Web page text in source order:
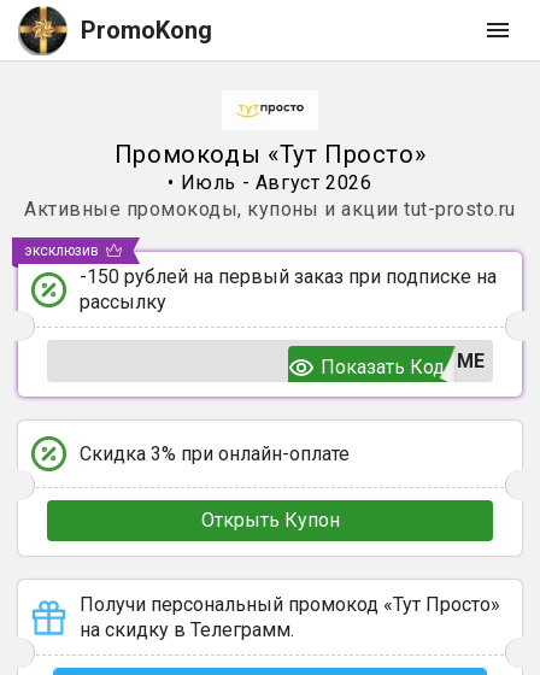
PromoKong
Промокоды «Тут Просто»
• Июль - Август 2026
Активные промокоды, купоны и акции tut-prosto.ru
-150 рублей на первый заказ при подписке на
рассылку
ЬМЕ
Показать Код
эксклюзив
Скидка 3% при онлайн-оплате
Открыть Купон
Получи персональный промокод «Тут Просто»
на скидку в Телеграмм.